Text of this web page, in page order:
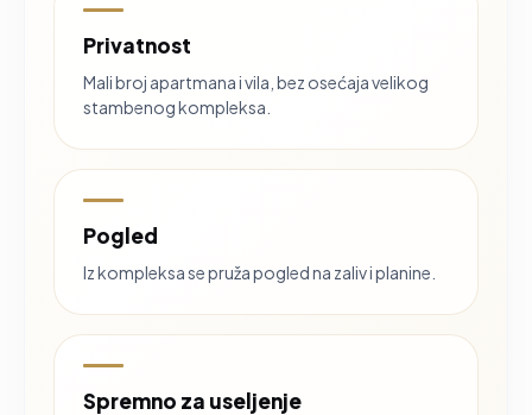
Privatnost
Mali broj apartmana i vila, bez osećaja velikog
stambenog kompleksa.
Pogled
Iz kompleksa se pruža pogled na zaliv i planine.
Spremno za useljenje